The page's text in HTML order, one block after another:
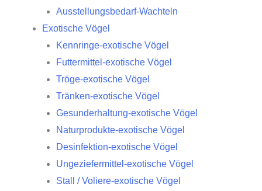
Ausstellungsbedarf-Wachteln
Exotische Vögel
Kennringe-exotische Vögel
Futtermittel-exotische Vögel
Tröge-exotische Vögel
Tränken-exotische Vögel
Gesunderhaltung-exotische Vögel
Naturprodukte-exotische Vögel
Desinfektion-exotische Vögel
Ungeziefermittel-exotische Vögel
Stall / Voliere-exotische Vögel